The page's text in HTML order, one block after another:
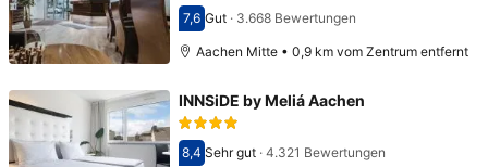
Bewertet mit 7,6
7,6 Gut· 3.668 Bewertungen
Aachen Mitte • 0,9 km vom Zentrum entfernt
INNSiDE by Meliá Aachen
Bewertet mit 8,4
8,4 Sehr gut· 4.321 Bewertungen